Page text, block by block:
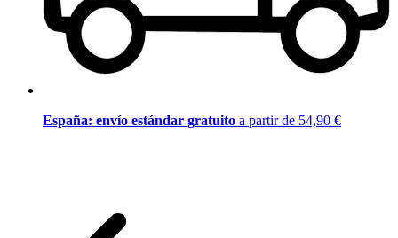
España: envío estándar gratuito a partir de 54,90 €